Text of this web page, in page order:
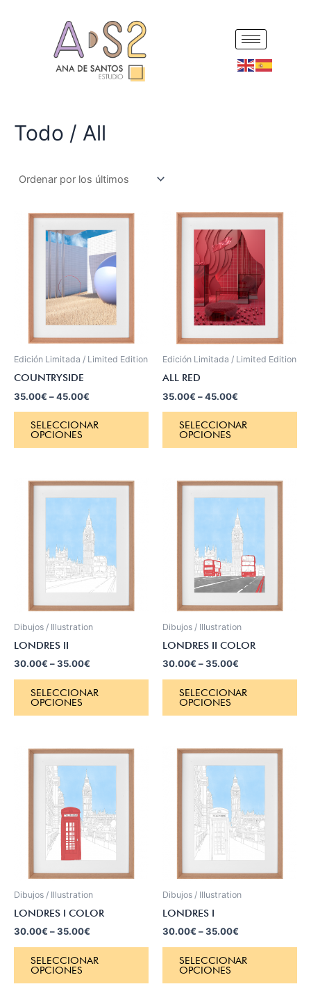
Todo / All
Edición Limitada / Limited Edition
COUNTRYSIDE
35.00€ –45.00€
SELECCIONAR
OPCIONES
Edición Limitada / Limited Edition
ALL RED
35.00€ –45.00€
SELECCIONAR
OPCIONES
Dibujos / Illustration
LONDRES II
30.00€ –35.00€
SELECCIONAR
OPCIONES
Dibujos / Illustration
LONDRES II COLOR
30.00€ –35.00€
SELECCIONAR
OPCIONES
Dibujos / Illustration
LONDRES I COLOR
30.00€ –35.00€
SELECCIONAR
OPCIONES
Dibujos / Illustration
LONDRES I
30.00€ –35.00€
SELECCIONAR
OPCIONES